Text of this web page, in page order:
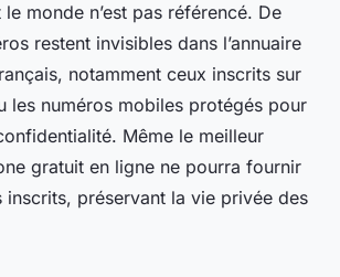
monde n’est pas référencé. De
restent invisibles dans l’annuaire
notamment ceux inscrits sur
les numéros mobiles protégés pour
Même le meilleur
gratuit en ligne ne pourra fournir
inscrits, préservant la vie privée des